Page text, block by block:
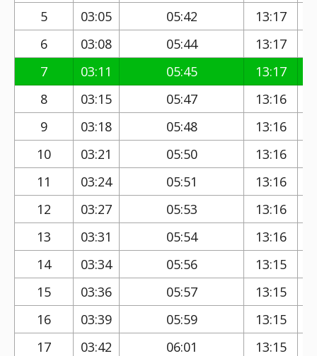
5
03:05 05:42 13:17
6
03:08 05:44 13:17
7
03:11 05:45 13:17
8
03:15 05:47 13:16
9
03:18 05:48 13:16
10
03:21 05:50 13:16
11
03:24 05:51 13:16
12
03:27 05:53 13:16
13
03:31 05:54 13:16
14
03:34 05:56 13:15
15
03:36 05:57 13:15
16
03:39 05:59 13:15
17
03:42 06:01 13:15